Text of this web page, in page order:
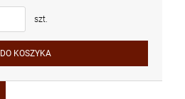
szt.
DO KOSZYKA